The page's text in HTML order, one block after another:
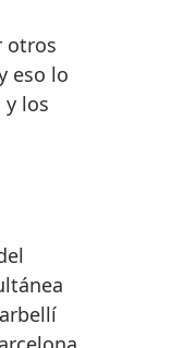
otros
eso lo
los